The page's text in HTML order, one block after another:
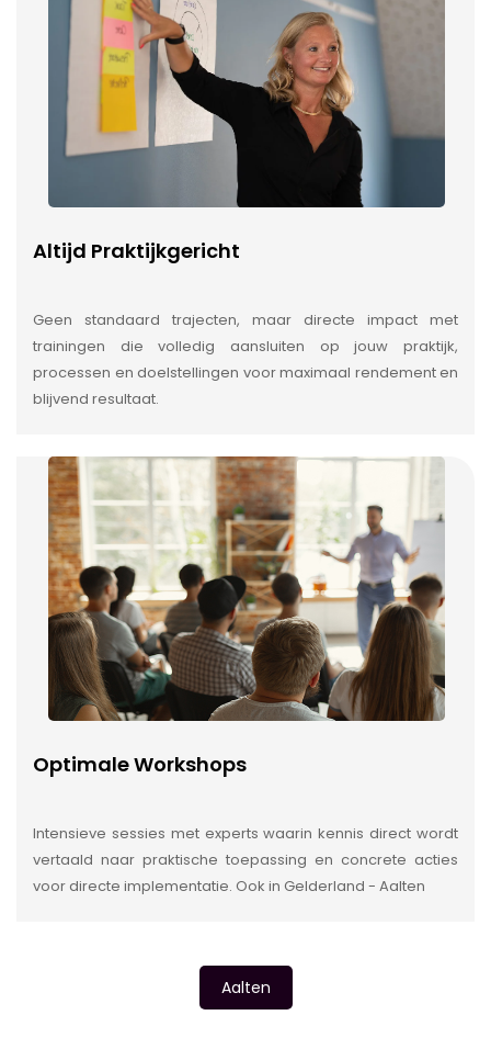
Altijd Praktijkgericht
Geen standaard trajecten, maar directe impact met
trainingen die volledig aansluiten op jouw praktijk,
processen en doelstellingen voor maximaal rendement en
blijvend resultaat.
Optimale Workshops
Intensieve sessies met experts waarin kennis direct wordt
vertaald naar praktische toepassing en concrete acties
voor directe implementatie. Ook in Gelderland - Aalten
Aalten